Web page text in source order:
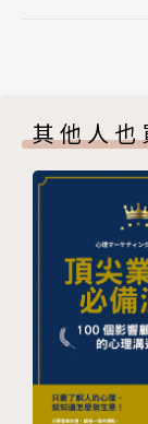
元，將理論知
響。
即便只有零碎
夠迅速掌握經
同時激發你的
OpenCourse
沒，今天學哲
十九世紀以
十九至二十
Day 03
要人物與理論
哪些人物對經
古典經濟學
72-1823）
功利主義與
8-1832）
馬爾薩斯與
althus, 1766-
廠商理論之
其他人